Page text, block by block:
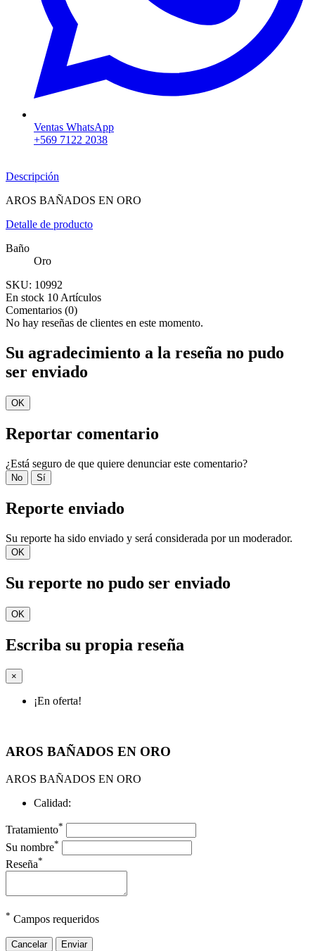
Ventas WhatsApp
+569 7122 2038
Descripción
AROS BAÑADOS EN ORO
Detalle de producto
Baño
Oro
SKU: 10992
En stock 10 Artículos
Comentarios (0)
No hay reseñas de clientes en este momento.
Su agradecimiento a la reseña no pudo
ser enviado
OK
Reportar comentario
¿Está seguro de que quiere denunciar este comentario?
No Sí
Reporte enviado
Su reporte ha sido enviado y será considerada por un moderador.
OK
Su reporte no pudo ser enviado
OK
Escriba su propia reseña
×
¡En oferta!
AROS BAÑADOS EN ORO
AROS BAÑADOS EN ORO
Calidad:
Tratamiento*
Su nombre*
Reseña*
* Campos requeridos
Cancelar Enviar